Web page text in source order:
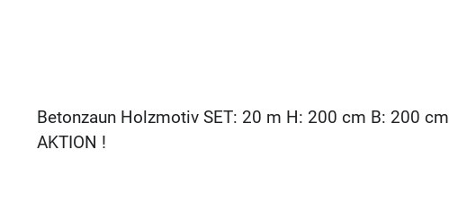
Betonzaun Holzmotiv SET: 20 m H: 200 cm B: 200 cm
AKTION !